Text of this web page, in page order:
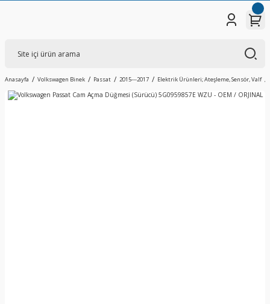
Anasayfa Volkswagen Binek Passat 2015---2017 Elektrik Ürünleri; Ateşleme, Sensör, Valf